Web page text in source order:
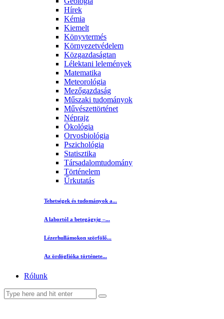
Hírek
Kémia
Kiemelt
Könyvtermés
Környezetvédelem
Közgazdaságtan
Lélektani lelemények
Matematika
Meteorológia
Mezőgazdaság
Műszaki tudományok
Művészettörténet
Néprajz
Ökológia
Orvosbiológia
Pszichológia
Statisztika
Társadalomtudomány
Történelem
Űrkutatás
Tehetségek és tudományok a...
A labortól a betegágyig –...
Lézerhullámokon szörfölő...
Az ördögfióka története...
Rólunk